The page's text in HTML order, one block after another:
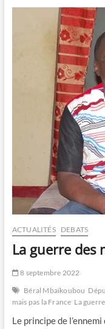
ACTUALITÉS DEBATS
La guerre des
8 septembre 2022
Béral Mbaïkoubou
mais pas la France La
Le principe de